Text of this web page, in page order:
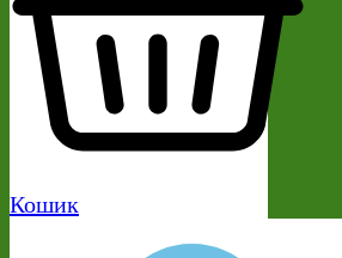
Кошик